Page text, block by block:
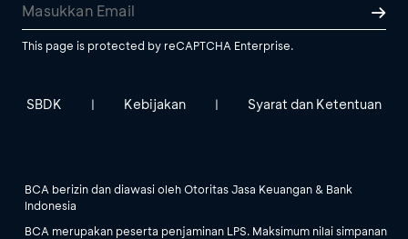
This page is protected by reCAPTCHA Enterprise.
SBDK | Kebijakan | Syarat dan Ketentuan
BCA berizin dan diawasi oleh Otoritas Jasa Keuangan & Bank
Indonesia
BCA merupakan peserta penjaminan LPS. Maksimum nilai simpanan